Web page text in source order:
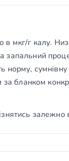
мкг/г калу.
запальний
бланком
залежно